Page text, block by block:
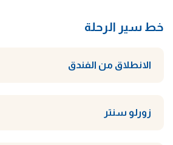
خط سير الرحلة
الانطلاق من الفندق
زورلو سنتر